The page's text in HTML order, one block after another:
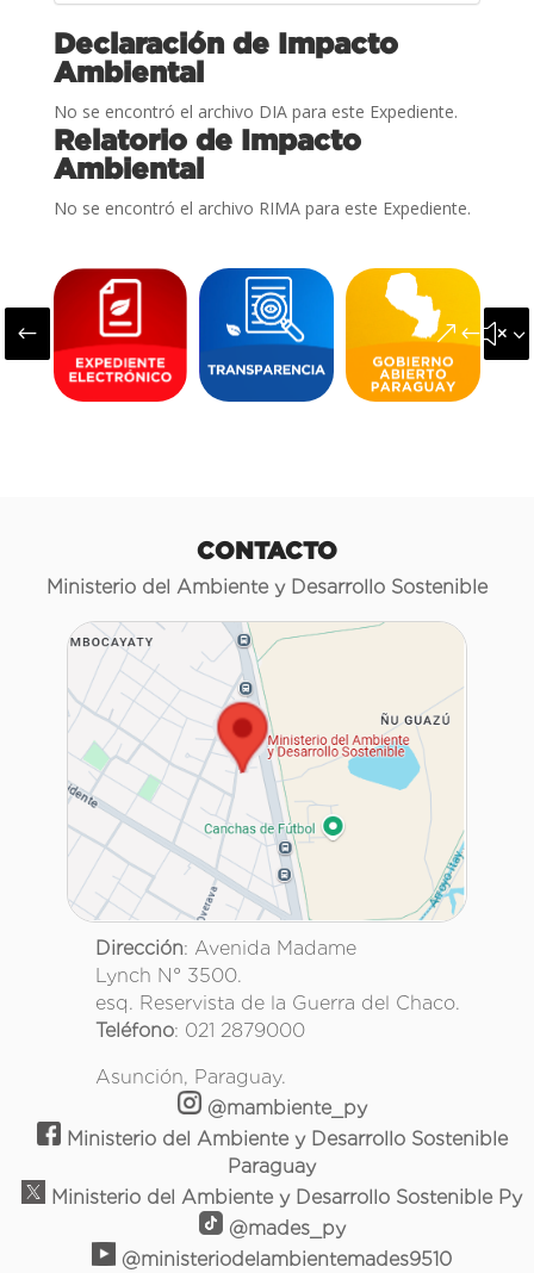
Declaración de Impacto
Ambiental
No se encontró el archivo DIA para este Expediente.
Relatorio de Impacto
Ambiental
No se encontró el archivo RIMA para este Expediente.
#
CONTACTO
Ministerio del Ambiente y Desarrollo Sostenible
Dirección: Avenida Madame
Lynch N° 3500.
esq. Reservista de la Guerra del Chaco.
Teléfono: 021 2879000
Asunción, Paraguay.
@mambiente_py
Ministerio del Ambiente y Desarrollo Sostenible
Paraguay
Ministerio del Ambiente y Desarrollo Sostenible Py
@mades_py
@ministeriodelambientemades9510